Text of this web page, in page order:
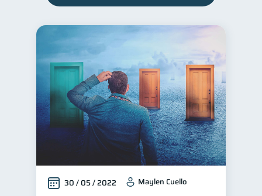
Educación financiera
Finanzas para jóvenes
Control de deudas
Finanzas familiares 25
Inclusión financiera 22
Bienestar financiero 22
Finanzas para mujeres 20
Seguridad financiera 13
Salud financiera 12
30 / 05 / 2022 Maylen Cuello